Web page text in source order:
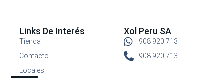
Xol Peru SA
908 920 713
908 920 713
Links De Interés
Tienda
Contacto
Locales